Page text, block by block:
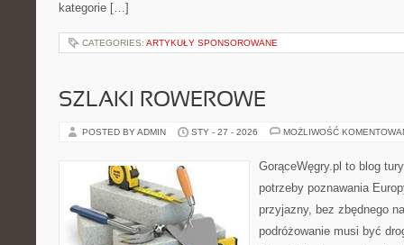
kategorie […]
CATEGORIES: ARTYKUŁY SPONSOROWANE
SZLAKI ROWEROWE
POSTED BY ADMIN STY - 27 - 2026 MOŻLIWOŚĆ
GorąceWęgry.pl to blog
potrzeby poznawania
przyjazny, bez zbędnego
podróżowanie musi być